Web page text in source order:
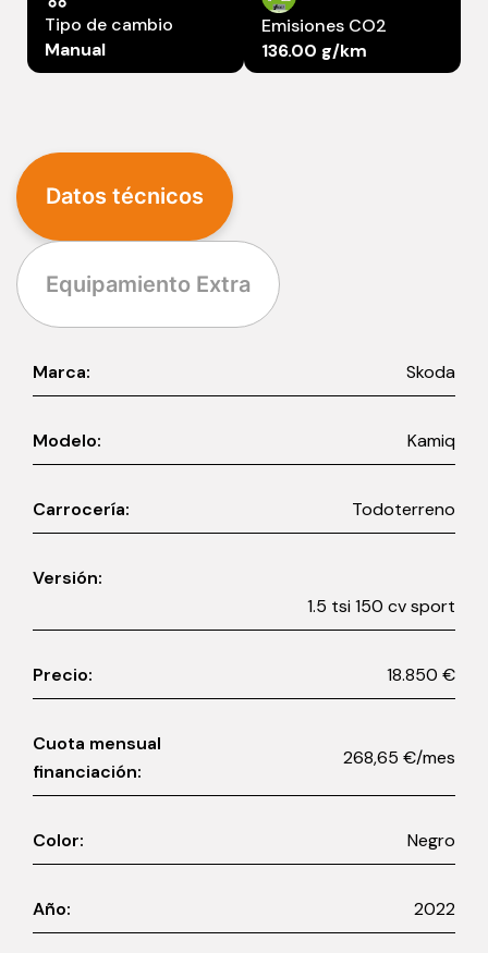
Tipo de cambio
Manual
Emisiones CO2
136.00 g/km
Datos técnicos
Equipamiento Extra
Marca: Skoda
Modelo: Kamiq
Carrocería: Todoterreno
Versión:
1.5 tsi 150 cv sport
Precio: 18.850 €
Cuota mensual
financiación:
268,65 €/mes
Color: Negro
Año: 2022